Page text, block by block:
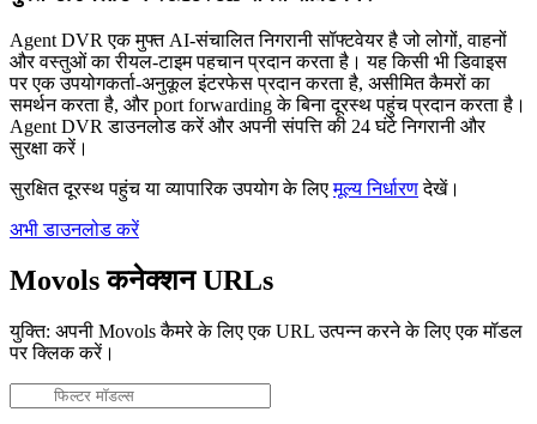
Agent DVR एक मुफ्त AI-संचालित निगरानी सॉफ्टवेयर है जो लोगों, वाहनों
और वस्तुओं का रीयल-टाइम पहचान प्रदान करता है। यह किसी भी डिवाइस
पर एक उपयोगकर्ता-अनुकूल इंटरफेस प्रदान करता है, असीमित कैमरों का
समर्थन करता है, और port forwarding के बिना दूरस्थ पहुंच प्रदान करता है।
Agent DVR डाउनलोड करें और अपनी संपत्ति की 24 घंटे निगरानी और
सुरक्षा करें।
सुरक्षित दूरस्थ पहुंच या व्यापारिक उपयोग के लिएमूल्य निर्धारणदेखें।
अभी डाउनलोड करें
Movols कनेक्शन URLs
युक्ति: अपनी Movols कैमरे के लिए एक URL उत्पन्न करने के लिए एक मॉडल
पर क्लिक करें।